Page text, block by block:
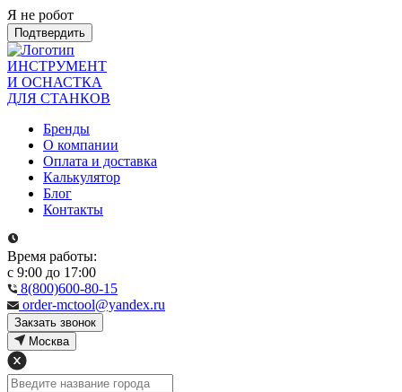
Я не робот
Подтвердить
ИНСТРУМЕНТ
И ОСНАСТКА
ДЛЯ СТАНКОВ
Бренды
О компании
Оплата и доставка
Калькулятор
Блог
Контакты
Время работы:
с 9:00 до 17:00
8(800)600-80-15
order-mctool@yandex.ru
Закзать звонок
Москва